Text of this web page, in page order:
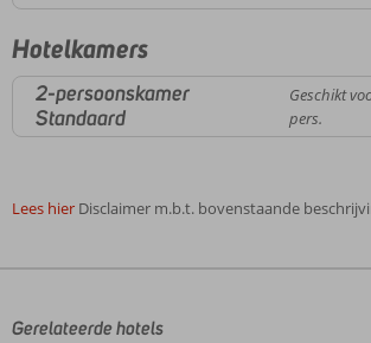
Hotelkamers
2-persoonskamer
Standaard
Geschikt
pers.
Lees hier Disclaimer m.b.t. bovenstaande
door
Gerelateerde hotels